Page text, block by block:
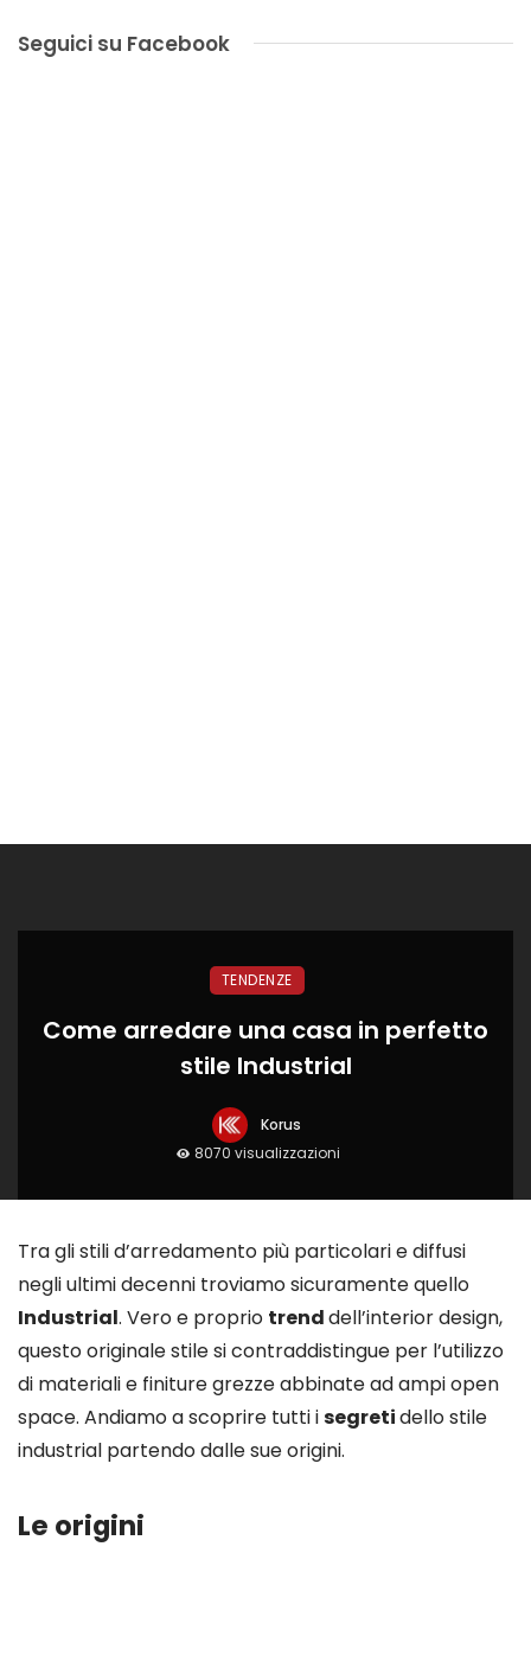
Seguici su Facebook
Come arredare una casa in perfetto
stile Industrial
8070 visualizzazioni
negli ultimi decenni troviamo sicuramente quello